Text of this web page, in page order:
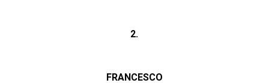
2.
FRANCESCO